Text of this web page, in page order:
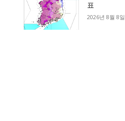
표
2026년 8월 8일